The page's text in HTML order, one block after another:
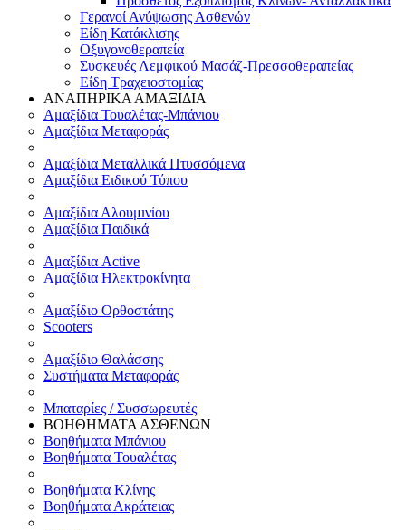
Γερανοί Ανύψωσης Ασθενών
Είδη Κατάκλισης
Οξυγονοθεραπεία
Συσκευές Λεμφικού Μασάζ-Πρεσσοθεραπείας
Είδη Τραχειοστομίας
ΑΝΑΠΗΡΙΚΑ ΑΜΑΞΙΔΙΑ
Αμαξίδια Τουαλέτας-Μπάνιου
Αμαξίδια Μεταφοράς
Αμαξίδια Μεταλλικά Πτυσσόμενα
Αμαξίδια Ειδικού Τύπου
Αμαξίδια Αλουμινίου
Αμαξίδια Παιδικά
Αμαξίδια Active
Αμαξίδια Ηλεκτροκίνητα
Αμαξίδιο Ορθοστάτης
Scooters
Αμαξίδιο Θαλάσσης
Συστήματα Μεταφοράς
Μπαταρίες / Συσσωρευτές
ΒΟΗΘΗΜΑΤΑ ΑΣΘΕΝΩΝ
Βοηθήματα Μπάνιου
Βοηθήματα Τουαλέτας
Βοηθήματα Κλίνης
Βοηθήματα Ακράτειας